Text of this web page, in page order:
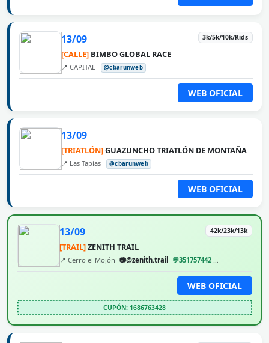
13/09 3k/5k/10k/Kids
[CALLE] BIMBO GLOBAL RACE
📍 CAPITAL @cbarunweb
WEB OFICIAL
13/09
[TRIATLÓN]GUAZUNCHO TRIATLÓN DE MONTAÑA
📍 Las Tapias @cbarunweb
WEB OFICIAL
13/09 42k/23k/13k
[TRAIL]ZENITH TRAIL
📍 Cerro el Mojón 📷@zenith.trail 💬351757442
WEB OFICIAL
CUPÓN: 1686763428